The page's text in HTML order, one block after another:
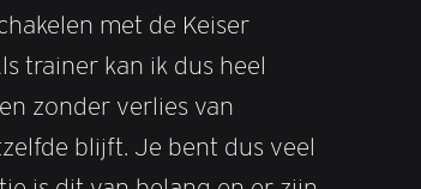
met de Keiser
trainer kan ik dus heel
zonder verlies van
blijft. Je bent dus veel